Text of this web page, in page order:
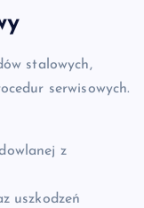
stalowych,
serwisowych.
z
uszkodzeń